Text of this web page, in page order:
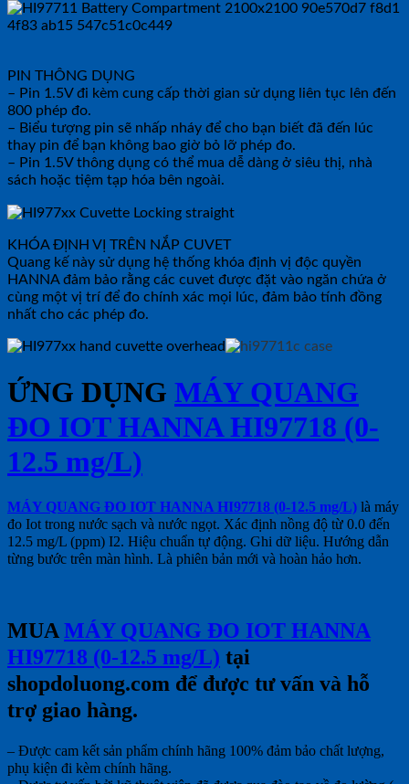
PIN THÔNG DỤNG
– Pin 1.5V đi kèm cung cấp thời gian sử dụng liên tục lên đến
800 phép đo.
– Biểu tượng pin sẽ nhấp nháy để cho bạn biết đã đến lúc
thay pin để bạn không bao giờ bỏ lỡ phép đo.
– Pin 1.5V thông dụng có thể mua dễ dàng ở siêu thị, nhà
sách hoặc tiệm tạp hóa bên ngoài.
KHÓA ĐỊNH VỊ TRÊN NẮP CUVET
Quang kế này sử dụng hệ thống khóa định vị độc quyền
HANNA đảm bảo rằng các cuvet được đặt vào ngăn chứa ở
cùng một vị trí để đo chính xác mọi lúc, đảm bảo tính đồng
nhất cho các phép đo.
ỨNG DỤNG MÁY QUANG
ĐO IOT HANNA HI97718 (0-
12.5 mg/L)
MÁY QUANG ĐO IOT HANNA HI97718 (0-12.5 mg/L) là máy
đo Iot trong nước sạch và nước ngọt. Xác định nồng độ từ 0.0 đến
12.5 mg/L (ppm) I2. Hiệu chuẩn tự động. Ghi dữ liệu. Hướng dẫn
từng bước trên màn hình. Là phiên bản mới và hoàn hảo hơn.
MUA MÁY QUANG ĐO IOT HANNA
HI97718 (0-12.5 mg/L) tại
shopdoluong.com để được tư vấn và hỗ
trợ giao hàng.
– Được cam kết sản phẩm chính hãng 100% đảm bảo chất lượng,
phụ kiện đi kèm chính hãng.